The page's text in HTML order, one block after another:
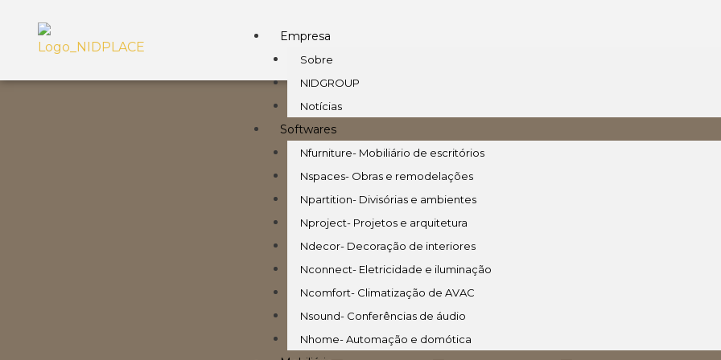
Empresa
Sobre
NIDGROUP
Notícias
Softwares
Nfurniture- Mobiliário de escritórios
Nspaces- Obras e remodelações
Npartition- Divisórias e ambientes
Nproject- Projetos e arquitetura
Ndecor- Decoração de interiores
Nconnect- Eletricidade e iluminação
Ncomfort- Climatização de AVAC
Nsound- Conferências de áudio
Nhome- Automação e domótica